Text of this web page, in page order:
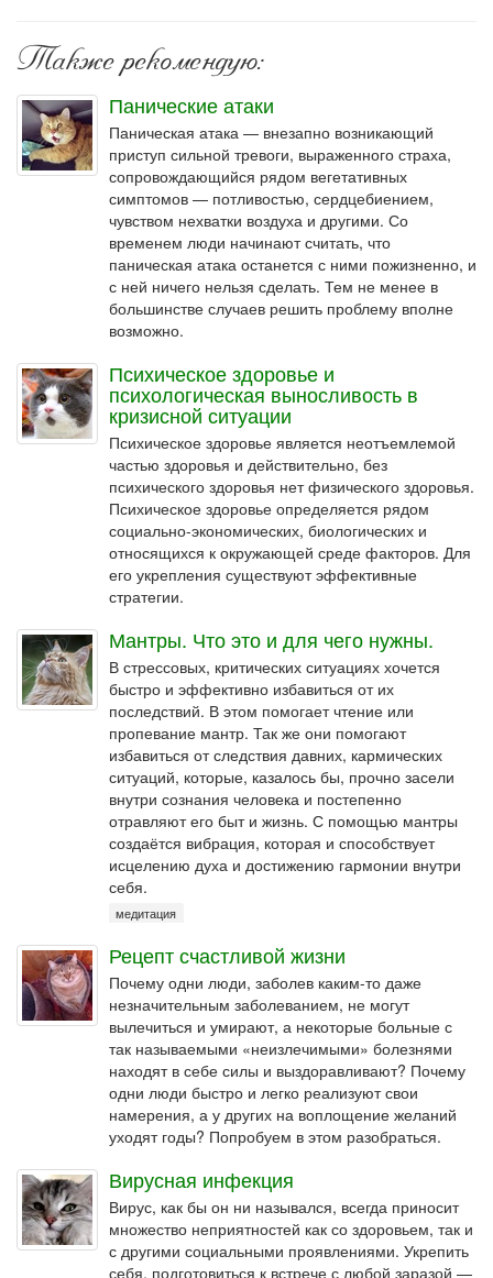
Также рекомендую:
Панические атаки
Паническая атака — внезапно возникающий
приступ сильной тревоги, выраженного страха,
сопровождающийся рядом вегетативных
симптомов — потливостью, сердцебиением,
чувством нехватки воздуха и другими. Со
временем люди начинают считать, что
паническая атака останется с ними пожизненно, и
с ней ничего нельзя сделать. Тем не менее в
большинстве случаев решить проблему вполне
возможно.
Психическое здоровье и
психологическая выносливость в
кризисной ситуации
Психическое здоровье является неотъемлемой
частью здоровья и действительно, без
психического здоровья нет физического здоровья.
Психическое здоровье определяется рядом
социально-экономических, биологических и
относящихся к окружающей среде факторов. Для
его укрепления существуют эффективные
стратегии.
Мантры. Что это и для чего нужны.
В стрессовых, критических ситуациях хочется
быстро и эффективно избавиться от их
последствий. В этом помогает чтение или
пропевание мантр. Так же они помогают
избавиться от следствия давних, кармических
ситуаций, которые, казалось бы, прочно засели
внутри сознания человека и постепенно
отравляют его быт и жизнь. С помощью мантры
создаётся вибрация, которая и способствует
исцелению духа и достижению гармонии внутри
себя.
медитация
Рецепт счастливой жизни
Почему одни люди, заболев каким-то даже
незначительным заболеванием, не могут
вылечиться и умирают, а некоторые больные с
так называемыми «неизлечимыми» болезнями
находят в себе силы и выздоравливают? Почему
одни люди быстро и легко реализуют свои
намерения, а у других на воплощение желаний
уходят годы? Попробуем в этом разобраться.
Вирусная инфекция
Вирус, как бы он ни назывался, всегда приносит
множество неприятностей как со здоровьем, так и
с другими социальными проявлениями. Укрепить
себя, подготовиться к встрече с любой заразой —